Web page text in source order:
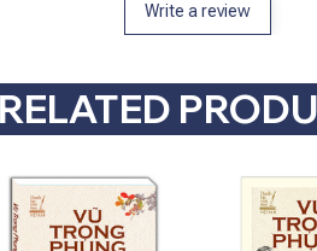
Write a review
RELATED